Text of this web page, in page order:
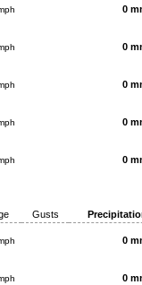
0
0
0
0
0
Gusts
0
0